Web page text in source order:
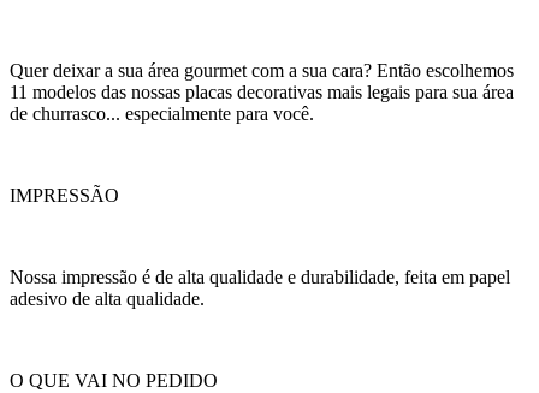
Quer deixar a sua área gourmet com a sua cara? Então escolhemos
11 modelos das nossas placas decorativas mais legais para sua área
de churrasco... especialmente para você.
IMPRESSÃO
Nossa impressão é de alta qualidade e durabilidade, feita em papel
adesivo de alta qualidade.
O QUE VAI NO PEDIDO